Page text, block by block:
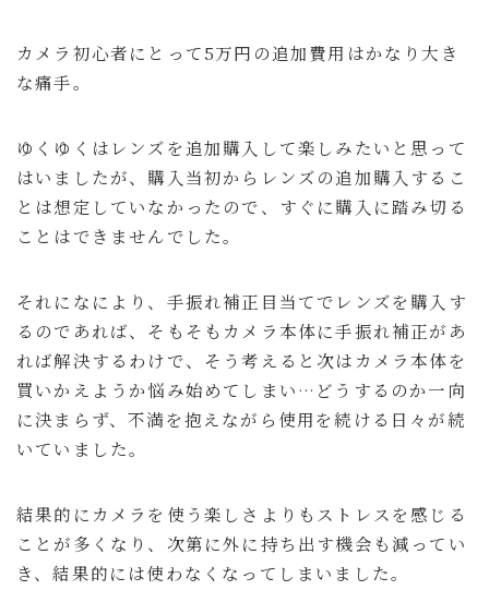
カメラ初心者にとって5万円の追加費用はかなり大き
な痛手。
ゆくゆくはレンズを追加購入して楽しみたいと思って
はいましたが、購入当初からレンズの追加購入するこ
とは想定していなかったので、すぐに購入に踏み切る
ことはできませんでした。
それになにより、手振れ補正目当てでレンズを購入す
るのであれば、そもそもカメラ本体に手振れ補正があ
れば解決するわけで、そう考えると次はカメラ本体を
買いかえようか悩み始めてしまい…どうするのか一向
に決まらず、不満を抱えながら使用を続ける日々が続
いていました。
結果的にカメラを使う楽しさよりもストレスを感じる
ことが多くなり、次第に外に持ち出す機会も減ってい
き、結果的には使わなくなってしまいました。